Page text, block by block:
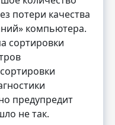
потери качества
компьютера.
сортировки
предупредит
не так.